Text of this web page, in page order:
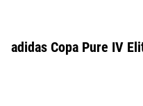
adidas Copa Pure IV